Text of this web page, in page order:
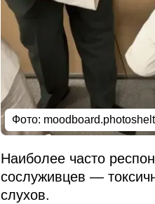
Фото:
Наиболее часто
сослуживцев —
слухов.